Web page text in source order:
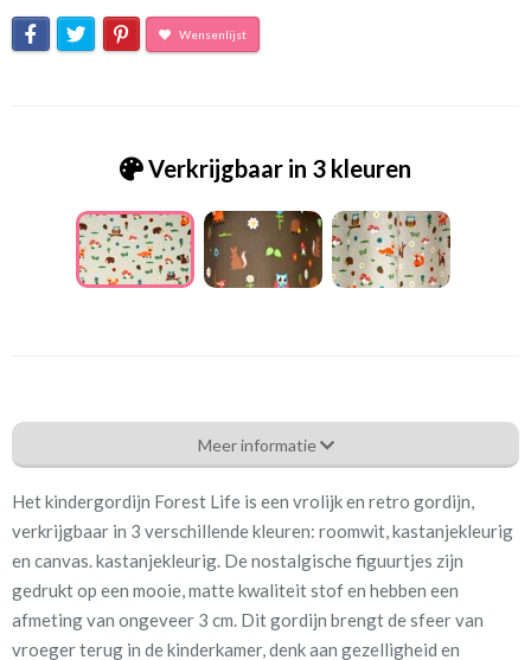
Wensenlijst
Verkrijgbaar in 3 kleuren
Bb_[C8]03717-01 Forest Life ecru
Eigenschappen gordijnstof
Artikelnummer
Bb_[C8]03717-01 Forest
Patroon: 32 cm
Meer informatie
Het kindergordijn Forest Life is een vrolijk en retro gordijn,
verkrijgbaar in 3 verschillende kleuren: roomwit, kastanjekleurig
en canvas. kastanjekleurig. De nostalgische figuurtjes zijn
gedrukt op een mooie, matte kwaliteit stof en hebben een
afmeting van ongeveer 3 cm. Dit gordijn brengt de sfeer van
vroeger terug in de kinderkamer, denk aan gezelligheid en